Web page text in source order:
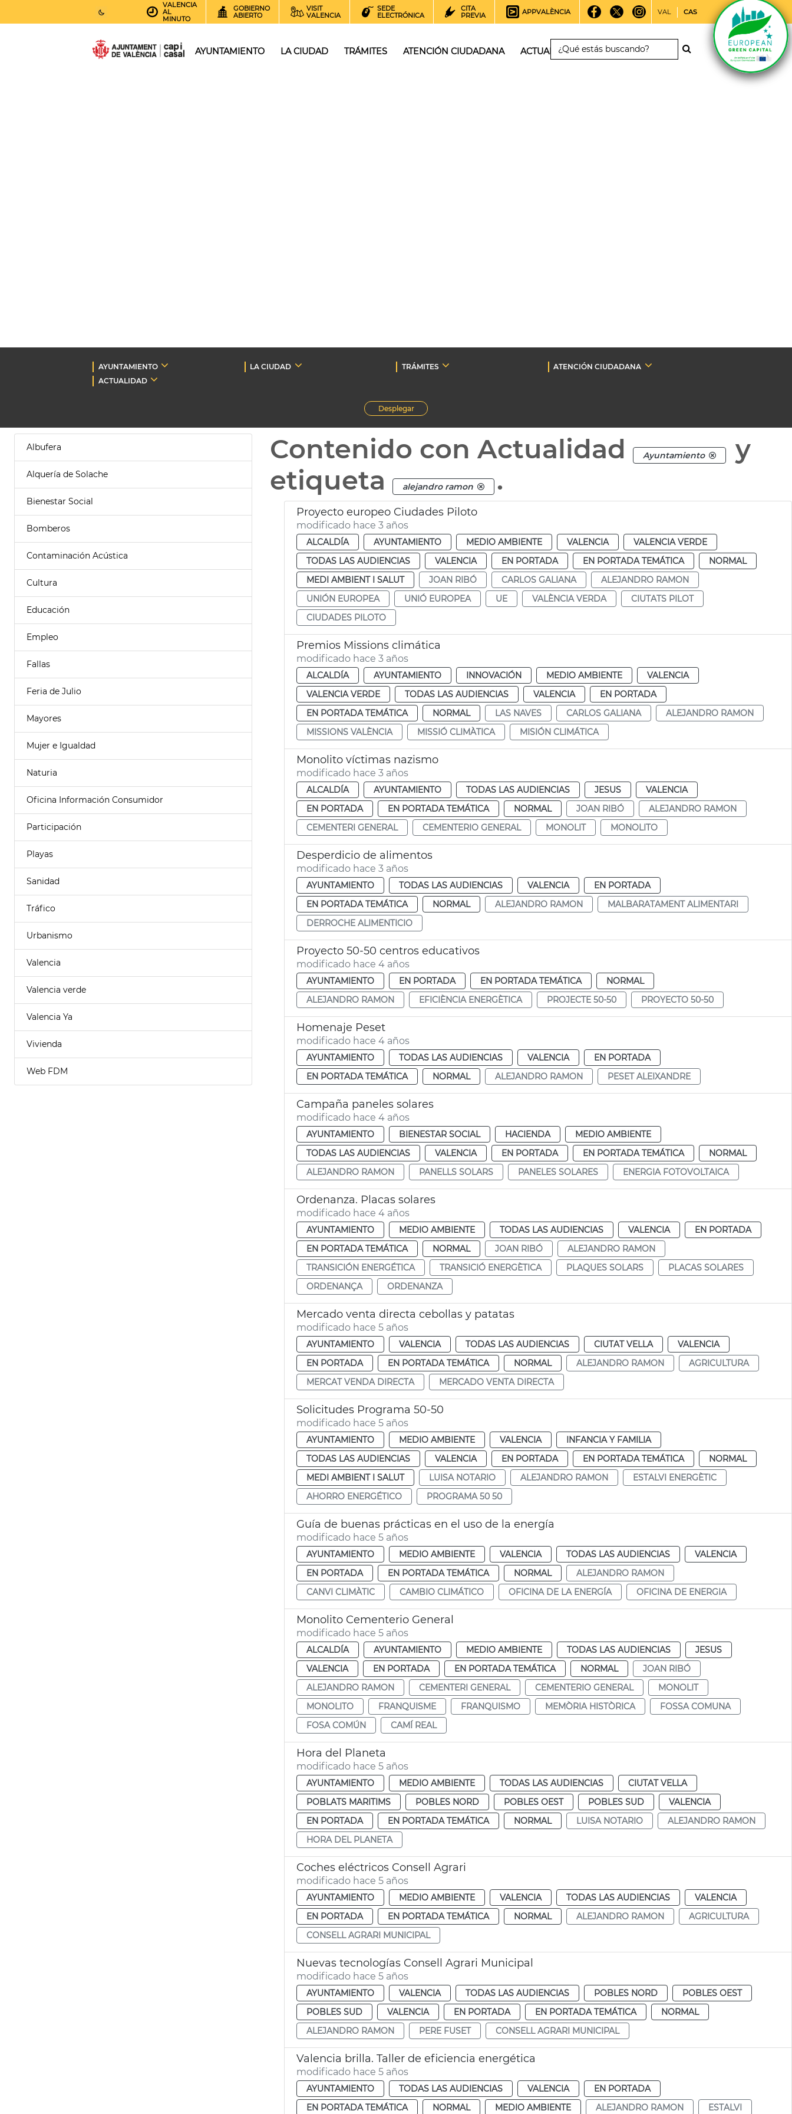
AEMET.GRADOS
VALENCIA
AL
MINUTO
GOBIERNO
ABIERTO
VISIT
VALENCIA
SEDE
ELECTRÓNICA
CITA
PREVIA
APPVALÈNCIA VAL CAS
AYUNTAMIENTO LA CIUDAD TRÁMITES ATENCIÓN CIUDADANA ACTUALIDAD
AYUNTAMIENTO LA CIUDAD TRÁMITES
ATENCIÓN CIUDADANA
ACTUALIDAD
Desplegar
Albufera
Alquería de Solache
Bienestar Social
Bomberos
Contaminación Acústica
Cultura
Educación
Empleo
Fallas
Feria de Julio
Mayores
Mujer e Igualdad
Naturia
Oficina Información Consumidor
Participación
Playas
Sanidad
Tráfico
Urbanismo
Valencia
Valencia verde
Valencia Ya
Vivienda
Web FDM
Contenido con Actualidad Ayuntamiento
y
etiqueta
alejandro ramon .
Proyecto europeo Ciudades Piloto
modificado hace 3 años
ALCALDÍA AYUNTAMIENTO MEDIO AMBIENTE VALENCIA
VALENCIA VERDE
TODAS LAS AUDIENCIAS
VALENCIA EN PORTADA EN PORTADA TEMÁTICA
NORMAL
MEDI AMBIENT I SALUT
JOAN RIBÓ CARLOS GALIANA
ALEJANDRO RAMON
UNIÓN EUROPEA
UNIÓ EUROPEA UE VALÈNCIA VERDA
CIUTATS PILOT
CIUDADES PILOTO
Premios Missions climática
modificado hace 3 años
ALCALDÍA AYUNTAMIENTO INNOVACIÓN MEDIO AMBIENTE
VALENCIA
VALENCIA VERDE
TODAS LAS AUDIENCIAS VALENCIA
EN PORTADA
EN PORTADA TEMÁTICA
NORMAL LAS NAVES CARLOS GALIANA
ALEJANDRO RAMON
MISSIONS VALÈNCIA
MISSIÓ CLIMÀTICA MISIÓN CLIMÁTICA
Monolito víctimas nazismo
modificado hace 3 años
ALCALDÍA AYUNTAMIENTO TODAS LAS AUDIENCIAS JESUS
VALENCIA
EN PORTADA
EN PORTADA TEMÁTICA NORMAL JOAN RIBÓ
ALEJANDRO RAMON
CEMENTERI GENERAL
CEMENTERIO GENERAL MONOLIT MONOLITO
Desperdicio de alimentos
modificado hace 3 años
AYUNTAMIENTO TODAS LAS AUDIENCIAS VALENCIA
EN PORTADA
EN PORTADA TEMÁTICA
NORMAL ALEJANDRO RAMON
MALBARATAMENT ALIMENTARI
DERROCHE ALIMENTICIO
Proyecto 50-50 centros educativos
modificado hace 4 años
AYUNTAMIENTO EN PORTADA EN PORTADA TEMÁTICA
NORMAL
ALEJANDRO RAMON
EFICIÈNCIA ENERGÈTICA PROJECTE 50-50 PROYECTO 50-50
Homenaje Peset
modificado hace 4 años
AYUNTAMIENTO TODAS LAS AUDIENCIAS VALENCIA
EN PORTADA
EN PORTADA TEMÁTICA
NORMAL ALEJANDRO RAMON PESET ALEIXANDRE
Campaña paneles solares
modificado hace 4 años
AYUNTAMIENTO BIENESTAR SOCIAL HACIENDA
MEDIO AMBIENTE
TODAS LAS AUDIENCIAS
VALENCIA EN PORTADA EN PORTADA TEMÁTICA
NORMAL
ALEJANDRO RAMON
PANELLS SOLARS PANELES SOLARES ENERGIA FOTOVOLTAICA
Ordenanza. Placas solares
modificado hace 4 años
AYUNTAMIENTO MEDIO AMBIENTE TODAS LAS AUDIENCIAS VALENCIA
EN PORTADA
EN PORTADA TEMÁTICA
NORMAL JOAN RIBÓ
ALEJANDRO RAMON
TRANSICIÓN ENERGÉTICA
TRANSICIÓ ENERGÈTICA PLAQUES SOLARS
PLACAS SOLARES
ORDENANÇA
ORDENANZA
Mercado venta directa cebollas y patatas
modificado hace 5 años
AYUNTAMIENTO VALENCIA TODAS LAS AUDIENCIAS CIUTAT VELLA
VALENCIA
EN PORTADA
EN PORTADA TEMÁTICA NORMAL ALEJANDRO RAMON
AGRICULTURA
MERCAT VENDA DIRECTA
MERCADO VENTA DIRECTA
Solicitudes Programa 50-50
modificado hace 5 años
AYUNTAMIENTO MEDIO AMBIENTE VALENCIA
INFANCIA Y FAMILIA
TODAS LAS AUDIENCIAS
VALENCIA EN PORTADA EN PORTADA TEMÁTICA
NORMAL
MEDI AMBIENT I SALUT
LUISA NOTARIO ALEJANDRO RAMON
ESTALVI ENERGÈTIC
AHORRO ENERGÉTICO
PROGRAMA 50 50
Guía de buenas prácticas en el uso de la energía
modificado hace 5 años
AYUNTAMIENTO MEDIO AMBIENTE VALENCIA TODAS LAS AUDIENCIAS
VALENCIA
EN PORTADA
EN PORTADA TEMÁTICA NORMAL
ALEJANDRO RAMON
CANVI CLIMÀTIC
CAMBIO CLIMÁTICO OFICINA DE LA ENERGÍA OFICINA DE ENERGIA
Monolito Cementerio General
modificado hace 5 años
ALCALDÍA AYUNTAMIENTO MEDIO AMBIENTE TODAS LAS AUDIENCIAS
JESUS
VALENCIA
EN PORTADA EN PORTADA TEMÁTICA NORMAL
JOAN RIBÓ
ALEJANDRO RAMON
CEMENTERI GENERAL CEMENTERIO GENERAL
MONOLIT
MONOLITO
FRANQUISME FRANQUISMO MEMÒRIA HISTÒRICA
FOSSA COMUNA
FOSA COMÚN
CAMÍ REAL
Hora del Planeta
modificado hace 5 años
AYUNTAMIENTO MEDIO AMBIENTE TODAS LAS AUDIENCIAS
CIUTAT VELLA
POBLATS MARITIMS
POBLES NORD POBLES OEST POBLES SUD
VALENCIA
EN PORTADA
EN PORTADA TEMÁTICA NORMAL LUISA NOTARIO
ALEJANDRO RAMON
HORA DEL PLANETA
Coches eléctricos Consell Agrari
modificado hace 5 años
AYUNTAMIENTO MEDIO AMBIENTE VALENCIA TODAS LAS AUDIENCIAS
VALENCIA
EN PORTADA
EN PORTADA TEMÁTICA NORMAL ALEJANDRO RAMON
AGRICULTURA
CONSELL AGRARI MUNICIPAL
Nuevas tecnologías Consell Agrari Municipal
modificado hace 5 años
AYUNTAMIENTO VALENCIA TODAS LAS AUDIENCIAS POBLES NORD
POBLES OEST
POBLES SUD
VALENCIA EN PORTADA EN PORTADA TEMÁTICA
NORMAL
ALEJANDRO RAMON
PERE FUSET CONSELL AGRARI MUNICIPAL
Valencia brilla. Taller de eficiencia energética
modificado hace 5 años
AYUNTAMIENTO TODAS LAS AUDIENCIAS VALENCIA
EN PORTADA
EN PORTADA TEMÁTICA
NORMAL MEDIO AMBIENTE ALEJANDRO RAMON ESTALVI